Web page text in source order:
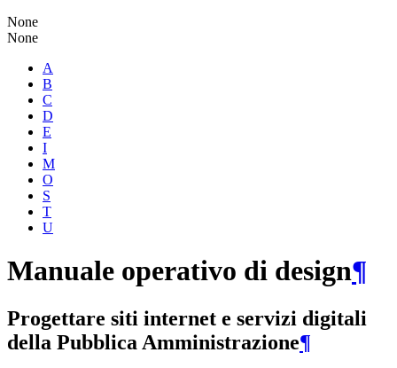
None
None
A
B
C
D
E
I
M
O
S
T
U
Manuale operativo di design¶
Progettare siti internet e servizi digitali
della Pubblica Amministrazione¶